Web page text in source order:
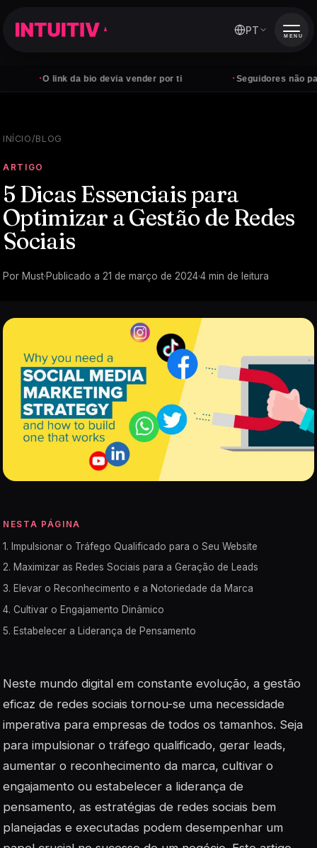
O link da bio devia vender por ti Seguidores não pagam
PT MENU
INÍCIO/BLOG
ARTIGO
5 Dicas Essenciais para
Optimizar a Gestão de Redes
Sociais
Por Must·Publicado a 21 de março de 2024·4 min de leitura
NESTA PÁGINA
1. Impulsionar o Tráfego Qualificado para o Seu Website
2. Maximizar as Redes Sociais para a Geração de Leads
3. Elevar o Reconhecimento e a Notoriedade da Marca
4. Cultivar o Engajamento Dinâmico
5. Estabelecer a Liderança de Pensamento
Neste mundo digital em constante evolução, a gestão
eficaz de redes sociais tornou-se uma necessidade
imperativa para empresas de todos os tamanhos. Seja
para impulsionar o tráfego qualificado, gerar leads,
aumentar o reconhecimento da marca, cultivar o
engajamento ou estabelecer a liderança de
pensamento, as estratégias de redes sociais bem
planejadas e executadas podem desempenhar um